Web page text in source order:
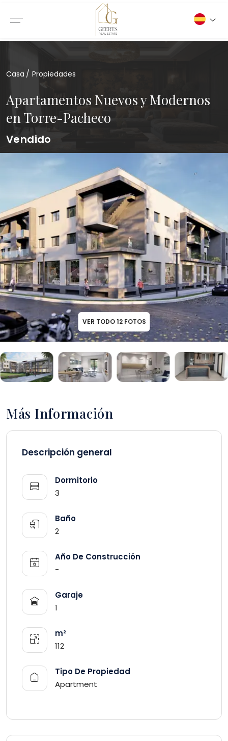
Casa Propiedades
Apartamentos Nuevos y Modernos
en Torre-Pacheco
Vendido
VER TODO 12 FOTOS
Más Información
Descripción general
Dormitorio
3
Baño
2
Año De Construcción
-
Garaje
1
m²
112
Tipo De Propiedad
Apartment